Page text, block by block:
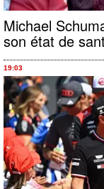
Michael
son état de
19:03